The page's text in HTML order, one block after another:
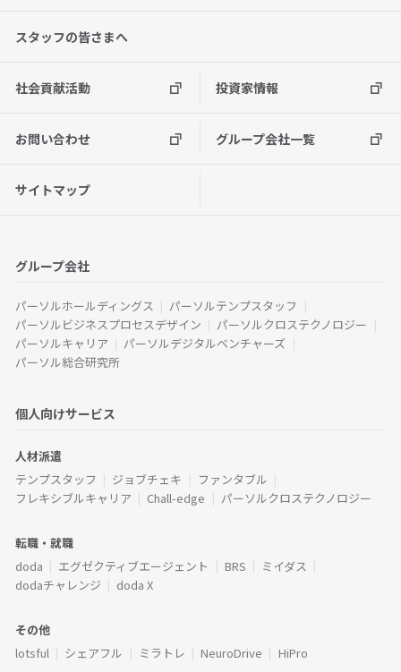
スタッフの皆さまへ
社会貢献活動 投資家情報
お問い合わせ グループ会社一覧
サイトマップ
グループ会社
パーソルホールディングス
パーソルテンプスタッフ
パーソルビジネスプロセスデザイン
パーソルクロステクノロジー
パーソルキャリア
パーソルデジタルベンチャーズ
パーソル総合研究所
個人向けサービス
人材派遣
テンプスタッフ
ジョブチェキ
ファンタブル
フレキシブルキャリア
Chall-edge パーソルクロステクノロジー
転職・就職
doda
エグゼクティブエージェント BRS
ミイダス
dodaチャレンジ
doda X
その他
lotsful
シェアフル ミラトレ NeuroDrive HiPro